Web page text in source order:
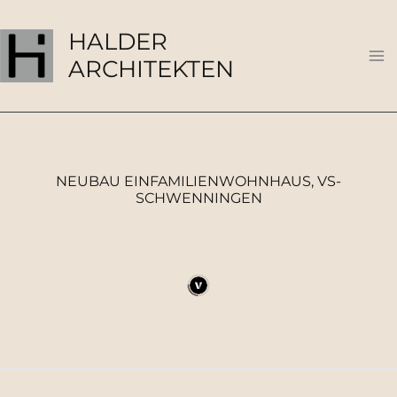
Inhalt
springen
HALDER
ARCHITEKTEN
NEUBAU EINFAMILIENWOHNHAUS, VS-
SCHWENNINGEN